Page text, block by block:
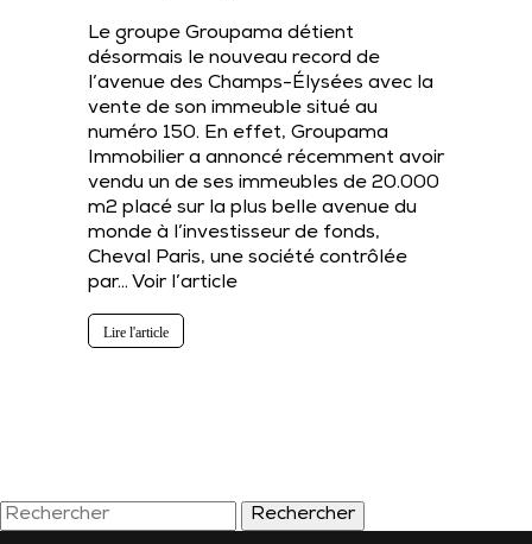
Le groupe Groupama détient
désormais le nouveau record de
l’avenue des Champs-Élysées avec la
vente de son immeuble situé au
numéro 150. En effet, Groupama
Immobilier a annoncé récemment avoir
vendu un de ses immeubles de 20.000
m2 placé sur la plus belle avenue du
monde à l’investisseur de fonds,
Cheval Paris, une société contrôlée
par… Voir l’article
Lire l'article
Rechercher